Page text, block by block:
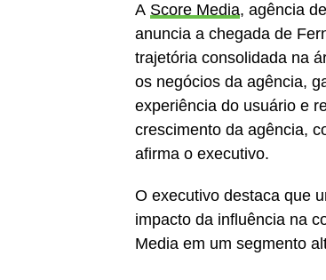
A Score Media, agência
anuncia a chegada de
trajetória consolidada na
os negócios da agência,
experiência do usuário e
crescimento da agência,
afirma o executivo.
O executivo destaca que
impacto da influência na
Media em um segmento